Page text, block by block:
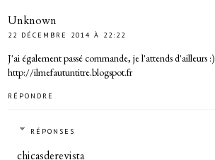
Unknown
22 DÉCEMBRE 2014 À 22:22
J'ai également passé commande, je l'attends d'ailleurs :)
http://ilmefautuntitre.blogspot.fr
RÉPONDRE
RÉPONSES
chicasderevista